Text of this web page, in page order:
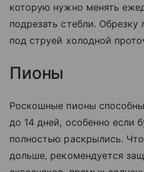
которую нужно менять
подрезать стебли. Обрезку
под струей холодной
Пионы
Роскошные пионы
до 14 дней, особенно если
полностью раскрылись.
дольше, рекомендуется